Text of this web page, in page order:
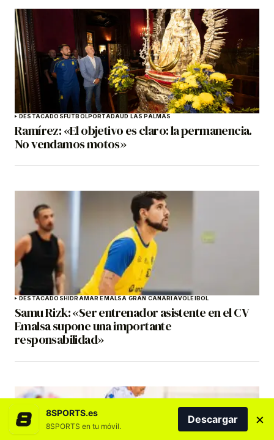
DESTACADOS FÚTBOLPORTADAUD LAS PALMAS
Ramírez: «El objetivo es claro: la permanencia.
No vendamos motos»
DESTACADOS HIDRAMAR EMALSA GRAN CANARIAVOLEIBOL
Samu Rizk: «Ser entrenador asistente en el CV
Emalsa supone una importante
responsabilidad»
8SPORTS.es
8SPORTS en tu móvil.
Descargar ×